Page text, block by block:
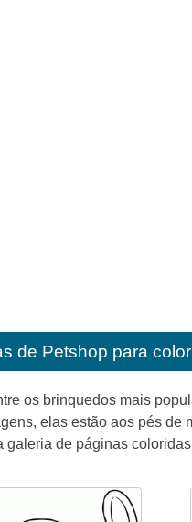
de Petshop para
os brinquedos mais
elas estão aos pés
galeria de páginas